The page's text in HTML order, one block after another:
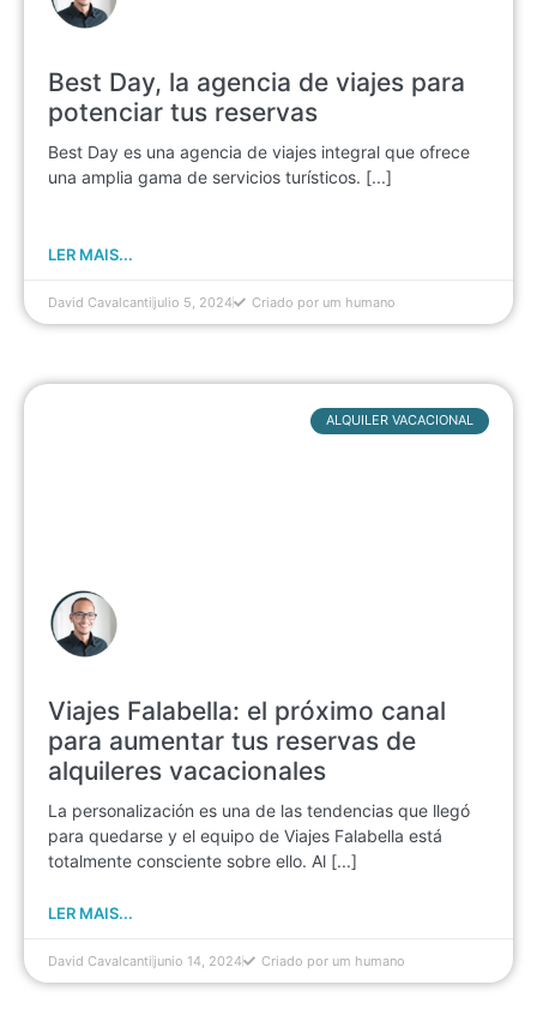
Best Day, la agencia de viajes para
potenciar tus reservas
Best Day es una agencia de viajes integral que ofrece
una amplia gama de servicios turísticos. [...]
LER MAIS...
David Cavalcanti julio 5, 2024 Criado por um humano
Viajes Falabella: el próximo canal
para aumentar tus reservas de
alquileres vacacionales
La personalización es una de las tendencias que llegó
para quedarse y el equipo de Viajes Falabella está
totalmente consciente sobre ello. Al [...]
LER MAIS...
ALQUILER VACACIONAL
David Cavalcanti junio 14, 2024 Criado por um humano